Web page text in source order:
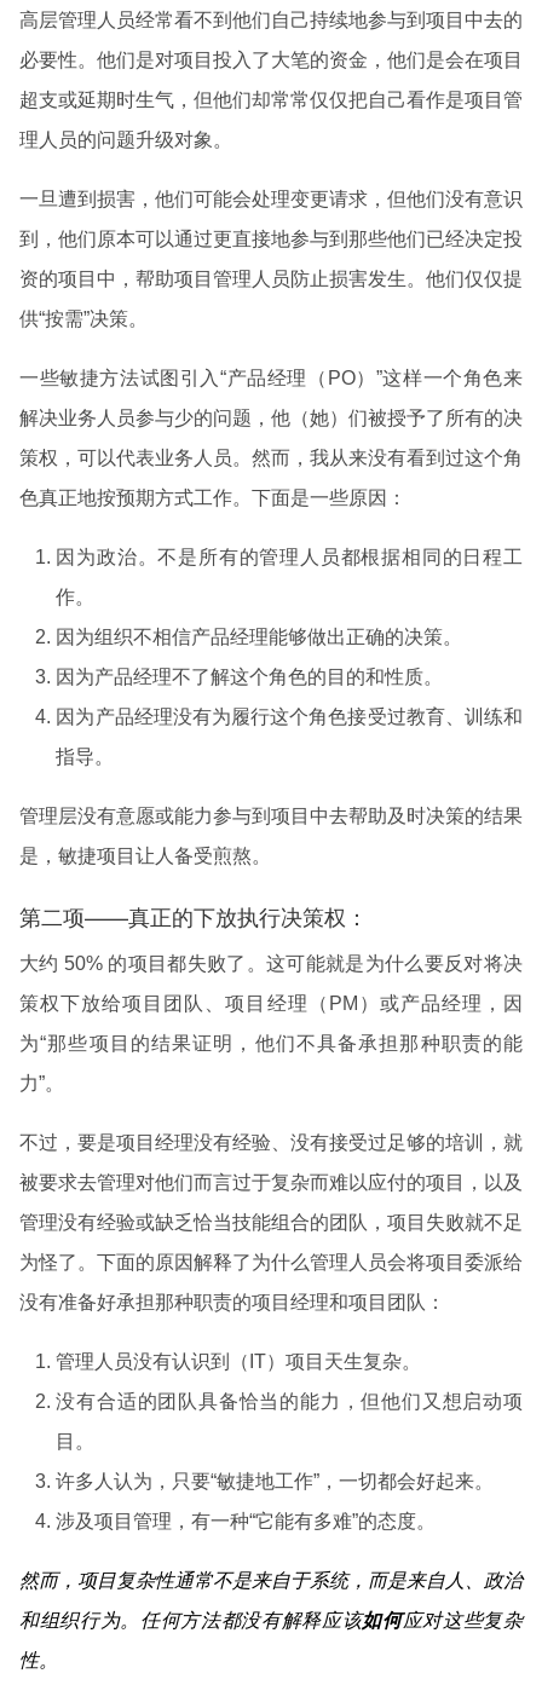
高层管理人员经常看不到他们自己持续地参与到项目中去的
必要性。他们是对项目投入了大笔的资金，他们是会在项目
超支或延期时生气，但他们却常常仅仅把自己看作是项目管
理人员的问题升级对象。
一旦遭到损害，他们可能会处理变更请求，但他们没有意识
到，他们原本可以通过更直接地参与到那些他们已经决定投
资的项目中，帮助项目管理人员防止损害发生。他们仅仅提
供“按需”决策。
一些敏捷方法试图引入“产品经理（PO）”这样一个角色来
解决业务人员参与少的问题，他（她）们被授予了所有的决
策权，可以代表业务人员。然而，我从来没有看到过这个角
色真正地按预期方式工作。下面是一些原因：
因为政治。不是所有的管理人员都根据相同的日程工
作。
因为组织不相信产品经理能够做出正确的决策。
因为产品经理不了解这个角色的目的和性质。
因为产品经理没有为履行这个角色接受过教育、训练和
指导。
管理层没有意愿或能力参与到项目中去帮助及时决策的结果
是，敏捷项目让人备受煎熬。
第二项——真正的下放执行决策权：
大约 50% 的项目都失败了。这可能就是为什么要反对将决
策权下放给项目团队、项目经理（PM）或产品经理，因
为“那些项目的结果证明，他们不具备承担那种职责的能
力”。
不过，要是项目经理没有经验、没有接受过足够的培训，就
被要求去管理对他们而言过于复杂而难以应付的项目，以及
管理没有经验或缺乏恰当技能组合的团队，项目失败就不足
为怪了。下面的原因解释了为什么管理人员会将项目委派给
没有准备好承担那种职责的项目经理和项目团队：
管理人员没有认识到（IT）项目天生复杂。
没有合适的团队具备恰当的能力，但他们又想启动项
目。
许多人认为，只要“敏捷地工作”，一切都会好起来。
涉及项目管理，有一种“它能有多难”的态度。
然而，项目复杂性通常不是来自于系统，而是来自人、政治
和组织行为。任何方法都没有解释应该如何应对这些复杂
性。